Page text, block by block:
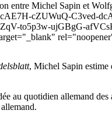
entre Michel Sapin et
cZUWuQ-C3ved-
to5p3w-ujGBgG-
, Michel Sapin estime
au quotidien allemand